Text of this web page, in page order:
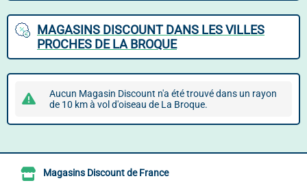
MAGASINS DISCOUNT DANS LES VILLES
PROCHES DE LA BROQUE
Aucun Magasin Discount n'a été trouvé dans un rayon
de 10 km à vol d'oiseau de La Broque.
Magasins Discount de France